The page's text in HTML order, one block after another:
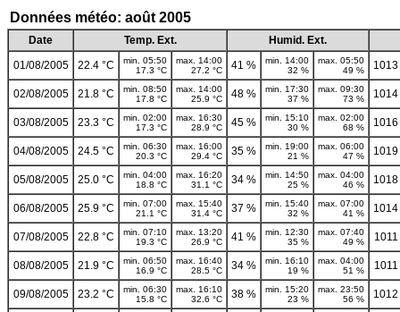
Données météo: août 2005
Date Temp. Ext.
Humid. Ext.
01/08/2005
22.4 °C
min. 05:50
17.3 °C
max. 14:00
27.2 °C
41 %
min. 14:00
32 %
max. 05:50
49 %
02/08/2005 21.8 °C
min. 08:50
17.8 °C
max. 14:00
25.9 °C
48 %
min. 17:30
37 %
max. 09:30
73 %
03/08/2005 23.3 °C
min. 02:00
17.3 °C
max. 16:30
28.9 °C
45 %
min. 15:10
30 %
max. 02:00
68 %
04/08/2005 24.5 °C
min. 06:30
20.3 °C
max. 16:00
29.4 °C
35 %
min. 19:00
21 %
max. 06:00
47 %
05/08/2005 25.0 °C
min. 04:00
18.8 °C
max. 16:20
31.1 °C
34 %
min. 14:50
25 %
max. 04:00
46 %
06/08/2005 25.9 °C
min. 07:00
21.1 °C
max. 15:40
31.4 °C
37 %
min. 15:40
32 %
max. 07:00
41 %
07/08/2005 22.8 °C
min. 07:10
19.3 °C
max. 13:20
26.9 °C
41 %
min. 12:30
35 %
max. 07:40
49 %
08/08/2005 21.9 °C
min. 06:50
16.9 °C
max. 16:40
28.5 °C
34 %
min. 16:10
19 %
max. 04:00
51 %
09/08/2005 23.2 °C
min. 06:30
15.8 °C
max. 16:10
32.6 °C
38 %
min. 15:20
23 %
max. 23:50
56 %